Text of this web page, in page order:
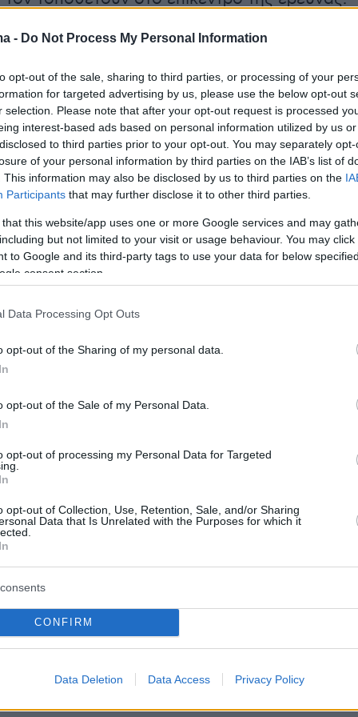
- Do Not Process My Personal Information
opt-out of the sale, sharing to third parties, or processing of your
for targeted advertising by us, please use the below opt-out
selection. Please note that after your opt-out request is processed
interest-based ads based on personal information utilized by us
to third parties prior to your opt-out. You may separately
of your personal information by third parties on the IAB’s list of
This information may also be disclosed by us to third parties on the
Participants that may further disclose it to other third parties.
that this website/app uses one or more Google services and may
but not limited to your visit or usage behaviour. You may
to Google and its third-party tags to use your data for below
consent section.
Data Processing Opt Outs
opt-out of the Sharing of my personal data.
opt-out of the Sale of my Personal Data.
opt-out of processing my Personal Data for Targeted
opt-out of Collection, Use, Retention, Sale, and/or Sharing
Data that Is Unrelated with the Purposes for which it
CONFIRM
Data Deletion Data Access Privacy Policy
παραβίασης στην κατοικία, γεγονός που
βρισκόταν ήδη μέσα στο σπίτι.
των ερευνών εντοπίστηκε στην αυλή ένα
εσώρουχο με ίχνη που φέρεται να
σεαίμα,ενώ οι αστυνομικοί παρατήρησαν
οινοπνεύματος στον 65χρονο. Αν και αρχικά
ότι ίσως είχε καταναλώσει αλκοόλ, η εικόνα
σε μέθη. Οι Αρχές εξετάζουν το
να χρησιμοποίησε οινόπνευμα για να
χέρια ή άλλα σημεία του σώματός του.
αποδίδεται καιστις αντιφάσεις
πηγές, παρουσίασε στις
του. Αρχικά υποστήριξε ότι η 54χρονη και ο
προγραμματισμένο ραντεβού με γιατρό
ενώ στη συνέχεια ανέφερε ότι είχε αρκετή
ακούσει και σηκώθηκε για να δει τι
πυροβολισμό.
τις αμυχέ
στα χέρια του κατηγορούμενου, καθώς και
που βρέθηκε κάτω από τα νύχια της
protothema.gr στο Google News
και μάθετε πρώτοι